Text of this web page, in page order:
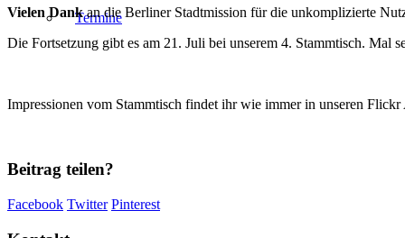
Termine
Vielen Dankan die Berliner Stadtmission für die unkomplizierte
Die Fortsetzung gibt es am 21. Juli bei unserem 4. Stammtisch. Mal
Impressionen vom Stammtisch findet ihr wie immer in unseren Flickr
Beitrag teilen?
Facebook Twitter Pinterest